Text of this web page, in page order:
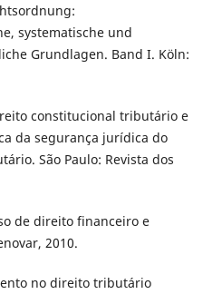
systematische und
Grundlagen. Band I. Köln:
constitucional tributário e
da segurança jurí­dica do
São Paulo: Revista dos
de direito financeiro e
2010.
no direito tributário